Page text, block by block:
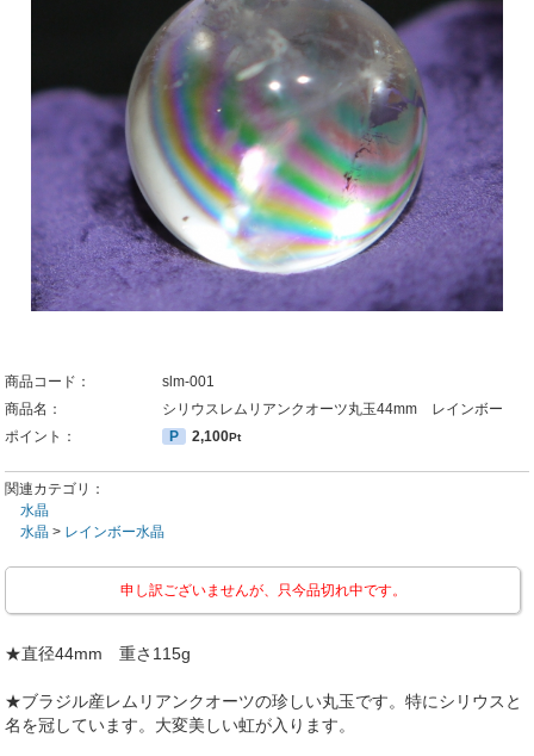
商品コード：
slm-001
商品名：
シリウスレムリアンクオーツ丸玉44mm レインボー
ポイント：
P 2,100Pt
関連カテゴリ：
水晶
水晶> レインボー水晶
申し訳ございませんが、只今品切れ中です。
★直径44mm 重さ115g
★ブラジル産レムリアンクオーツの珍しい丸玉です。特にシリウスと
名を冠しています。大変美しい虹が入ります。